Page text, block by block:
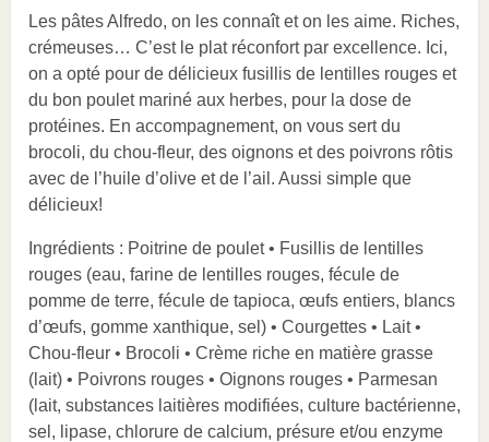
Les pâtes Alfredo, on les connaît et on les aime. Riches,
crémeuses… C’est le plat réconfort par excellence. Ici,
on a opté pour de délicieux fusillis de lentilles rouges et
du bon poulet mariné aux herbes, pour la dose de
protéines. En accompagnement, on vous sert du
brocoli, du chou-fleur, des oignons et des poivrons rôtis
avec de l’huile d’olive et de l’ail. Aussi simple que
délicieux!
Ingrédients : Poitrine de poulet • Fusillis de lentilles
rouges (eau, farine de lentilles rouges, fécule de
pomme de terre, fécule de tapioca, œufs entiers, blancs
d’œufs, gomme xanthique, sel) • Courgettes • Lait •
Chou-fleur • Brocoli • Crème riche en matière grasse
(lait) • Poivrons rouges • Oignons rouges • Parmesan
(lait, substances laitières modifiées, culture bactérienne,
sel, lipase, chlorure de calcium, présure et/ou enzyme